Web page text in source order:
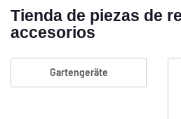
Tienda de piezas de
accesorios
Gartengeräte